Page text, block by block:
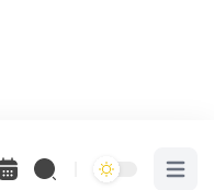
Open